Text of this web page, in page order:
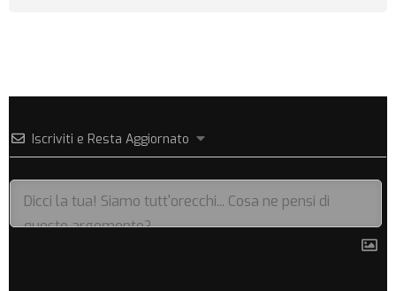
Iscriviti e Resta Aggiornato